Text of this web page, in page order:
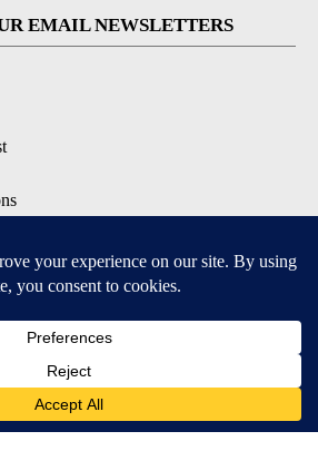
EMAIL NEWSLETTERS